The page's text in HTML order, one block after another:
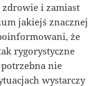
i zamiast
jakiejś znacznej
że
rygorystyczne
nie
wystarczy